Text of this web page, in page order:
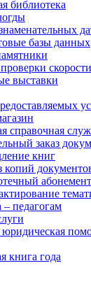
библиотека
базы данных
выставки
справочная
заказ
книг
копий
абонемент
– педагогам
юридическая
книга года